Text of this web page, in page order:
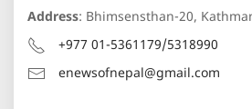
Address: Bhimsensthan-20,
+977 01-5361179/5318990
enewsofnepal@gmail.com